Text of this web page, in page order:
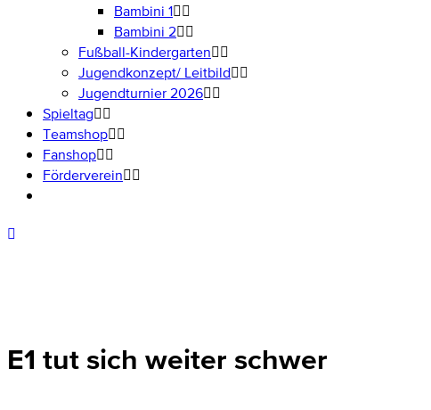
Bambini 1
Bambini 2
Fußball-Kindergarten
Jugendkonzept/ Leitbild
Jugendturnier 2026
Spieltag
Teamshop
Fanshop
Förderverein
E1 tut sich weiter schwer